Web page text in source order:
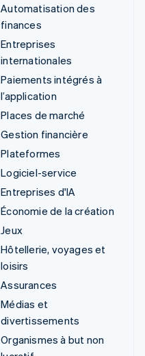
Automatisation des
finances
Entreprises
internationales
Paiements intégrés à
l’application
Places de marché
Gestion financière
Plateformes
Logiciel-service
Entreprises d'IA
Économie de la création
Jeux
Hôtellerie, voyages et
loisirs
Assurances
Médias et
divertissements
Organismes à but non